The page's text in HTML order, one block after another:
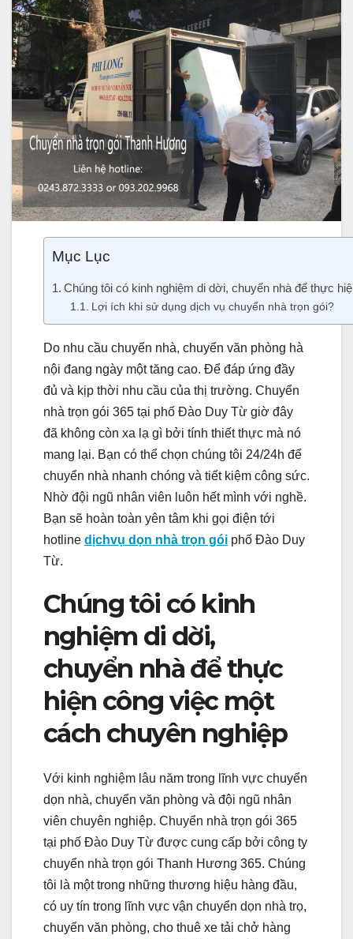
Mục Lục
Chúng tôi có kinh nghiệm di dời, chuyển nhà để thực
Lợi ích khi sử dụng dịch vụ chuyển nhà trọn gói?
Do nhu cầu chuyển nhà, chuyển văn phòng hà
nội đang ngày một tăng cao. Để đáp ứng đầy
đủ và kịp thời nhu cầu của thị trường. Chuyển
nhà trọn gói 365 tại phố Đào Duy Từ giờ đây
đã không còn xa lạ gì bởi tính thiết thực mà nó
mang lại. Bạn có thể chọn chúng tôi 24/24h để
chuyển nhà nhanh chóng và tiết kiệm công sức.
Nhờ đội ngũ nhân viên luôn hết mình với nghề.
Bạn sẽ hoàn toàn yên tâm khi gọi điện tới
hotline dịchvụ dọn nhà trọn gói phố Đào Duy
Từ.
Chúng tôi có kinh
nghiệm di dời,
chuyển nhà để thực
hiện công việc một
cách chuyên nghiệp
Với kinh nghiệm lâu năm trong lĩnh vực chuyển
dọn nhà, chuyển văn phòng và đội ngũ nhân
viên chuyên nghiệp. Chuyển nhà trọn gói 365
tại phố Đào Duy Từ được cung cấp bởi công ty
chuyển nhà trọn gói Thanh Hương 365. Chúng
tôi là một trong những thương hiệu hàng đầu,
có uy tín trong lĩnh vực vận chuyển dọn nhà trọ,
chuyển văn phòng, cho thuê xe tải chở hàng